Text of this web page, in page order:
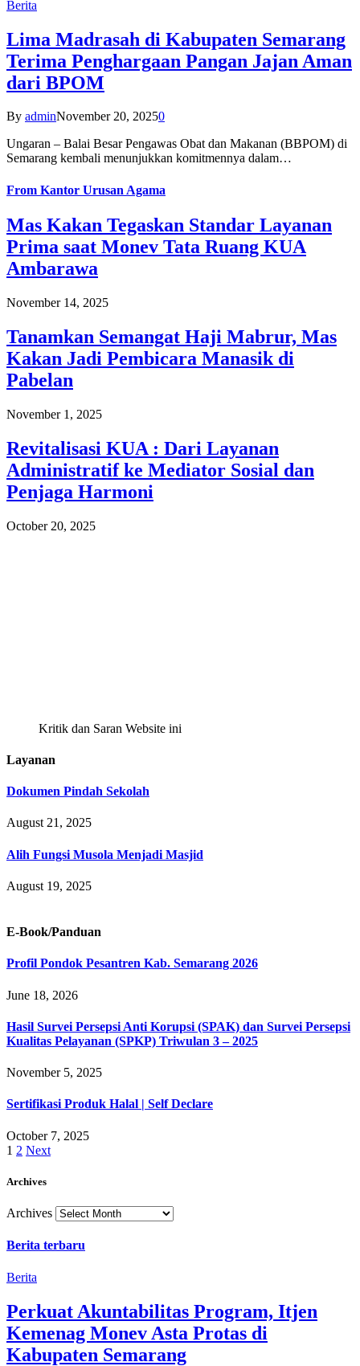
Berita
Lima Madrasah di Kabupaten Semarang
Terima Penghargaan Pangan Jajan Aman
dari BPOM
By adminNovember 20, 20250
Ungaran – Balai Besar Pengawas Obat dan Makanan (BBPOM) di
Semarang kembali menunjukkan komitmennya dalam…
From Kantor Urusan Agama
Mas Kakan Tegaskan Standar Layanan
Prima saat Monev Tata Ruang KUA
Ambarawa
November 14, 2025
Tanamkan Semangat Haji Mabrur, Mas
Kakan Jadi Pembicara Manasik di
Pabelan
November 1, 2025
Revitalisasi KUA : Dari Layanan
Administratif ke Mediator Sosial dan
Penjaga Harmoni
October 20, 2025
Kritik dan Saran Website ini
Layanan
Dokumen Pindah Sekolah
August 21, 2025
Alih Fungsi Musola Menjadi Masjid
August 19, 2025
E-Book/Panduan
Profil Pondok Pesantren Kab. Semarang 2026
June 18, 2026
Hasil Survei Persepsi Anti Korupsi (SPAK) dan Survei Persepsi
Kualitas Pelayanan (SPKP) Triwulan 3 – 2025
November 5, 2025
Sertifikasi Produk Halal | Self Declare
October 7, 2025
1 2 Next
Archives
Archives
Berita terbaru
Berita
Perkuat Akuntabilitas Program, Itjen
Kemenag Monev Asta Protas di
Kabupaten Semarang